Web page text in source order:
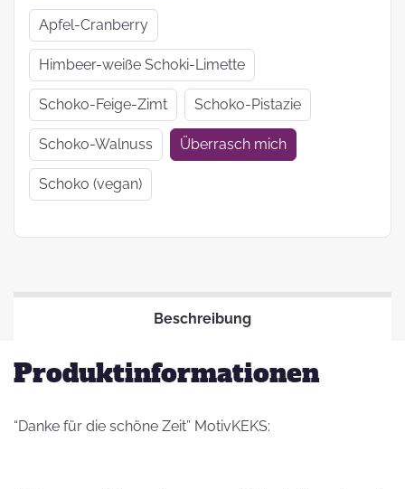
Apfel-Cranberry
Himbeer-weiße Schoki-Limette
Schoko-Feige-Zimt Schoko-Pistazie
Schoko-Walnuss Überrasch mich
Schoko (vegan)
Beschreibung
Produktinformationen
“Danke für die schöne Zeit” MotivKEKS: